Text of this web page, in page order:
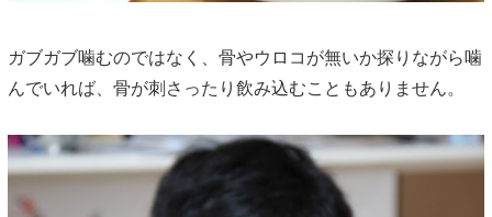
ガブガブ噛むのではなく、骨やウロコが無いか探りながら噛
んでいれば、骨が刺さったり飲み込むこともありません。